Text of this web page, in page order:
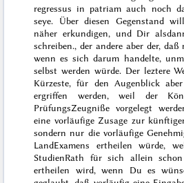
regressus in patriam auch noch
seye. Über diesen Gegenstand
näher erkundigen, und Dir
schreiben., der andere aber der,
wenn es sich darum handelte,
selbst werden würde. Der leztere
Kürzeste, für den Augenblick
ergriffen werden, weil der
PrüfungsZeugniße vorgelegt
eine vorläufige Zusage zur
sondern nur die vorläufige
LandExamens ertheilen würde,
StudienRath für sich allein
ertheilen wird, wenn Du es